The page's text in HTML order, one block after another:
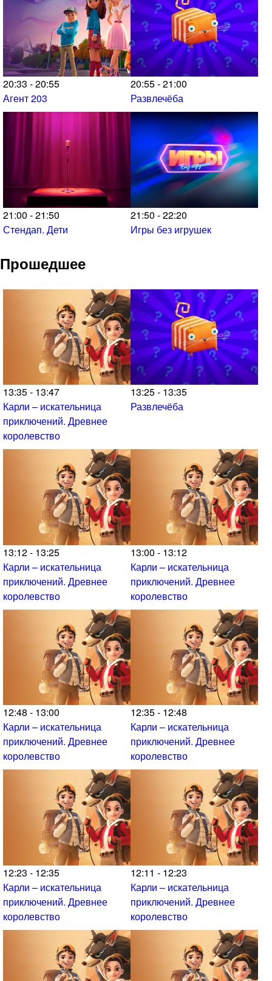
20:33 - 20:55
Агент 203
20:55 - 21:00
Развлечёба
21:00 - 21:50
Стендап. Дети
21:50 - 22:20
Игры без игрушек
Прошедшее
13:35 - 13:47
Карли – искательница
приключений. Древнее
королевство
13:25 - 13:35
Развлечёба
13:12 - 13:25
Карли – искательница
приключений. Древнее
королевство
13:00 - 13:12
Карли – искательница
приключений. Древнее
королевство
12:48 - 13:00
Карли – искательница
приключений. Древнее
королевство
12:35 - 12:48
Карли – искательница
приключений. Древнее
королевство
12:23 - 12:35
Карли – искательница
приключений. Древнее
королевство
12:11 - 12:23
Карли – искательница
приключений. Древнее
королевство